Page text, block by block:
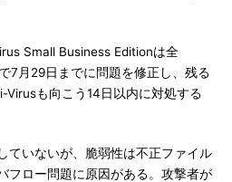
Small Business Editionは全
7月29日までに問題を修正し、残る
も向こう14日以内に対処する
ていないが、脆弱性は不正ファイル
フロー問題に原因がある。攻撃者が